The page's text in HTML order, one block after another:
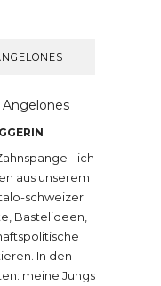
- ich
aus unserem
schweizer
Bastelideen,
In den
meine Jungs